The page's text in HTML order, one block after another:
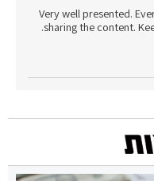
Very well presented.
sharing the content.